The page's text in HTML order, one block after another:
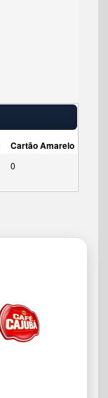
Cartão Amarelo
0